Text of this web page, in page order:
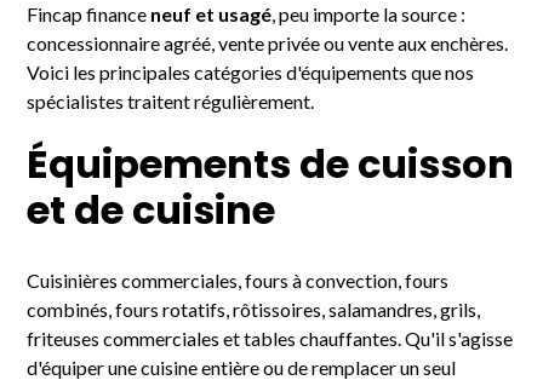
Fincap finance neuf et usagé , peu importe la source :
concessionnaire agréé, vente privée ou vente aux enchères.
Voici les principales catégories d'équipements que nos
spécialistes traitent régulièrement.
Équipements de cuisson
et de cuisine
Cuisinières commerciales, fours à convection, fours
combinés, fours rotatifs, rôtissoires, salamandres, grils,
friteuses commerciales et tables chauffantes. Qu'il s'agisse
d'équiper une cuisine entière ou de remplacer un seul